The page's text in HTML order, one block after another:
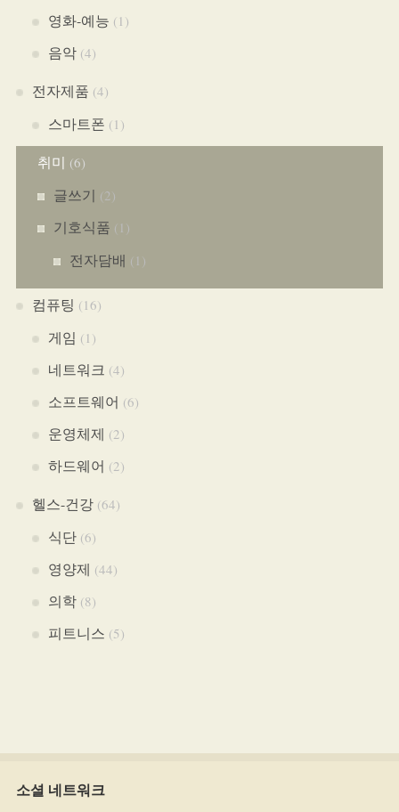
영화-예능 (1)
음악(4)
전자제품 (4)
스마트폰 (1)
취미 (6)
글쓰기 (2)
기호식품 (1)
전자담배 (1)
컴퓨팅 (16)
게임 (1)
네트워크 (4)
소프트웨어 (6)
운영체제 (2)
하드웨어 (2)
헬스-건강(64)
식단(6)
영양제 (44)
의학(8)
피트니스 (5)
소셜 네트워크